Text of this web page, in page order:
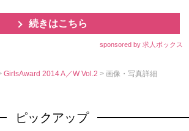
続きはこちら
sponsored by 求人ボックス
GirlsAward 2014 A／W Vol.2> 画像・写真詳細
ピックアップ